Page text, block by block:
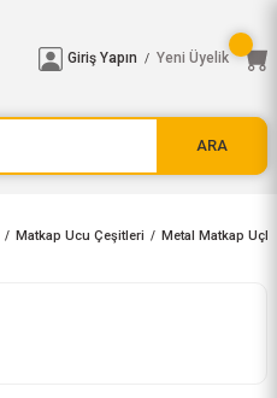
ARA
Giriş Yapın / Yeni Üyelik
Matkap Ucu Çeşitleri Metal Matkap